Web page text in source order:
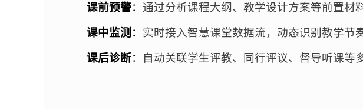
课前预警： 通过分析课程大纲、教学设计方案等前置材
课中监测 ： 实时接入智慧课堂数据流，动态识别教学节
课后诊断： 自动关联学生评教、同行评议、督导听课等